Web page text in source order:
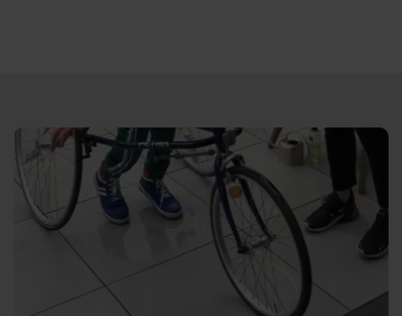
Direct door naar content